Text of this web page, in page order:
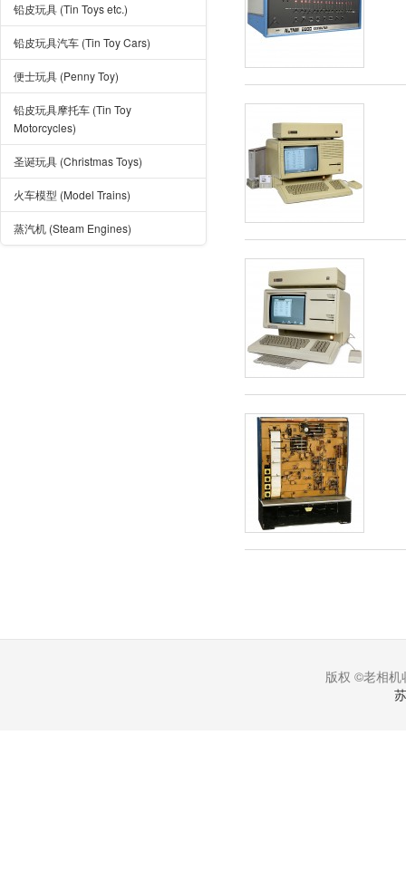
铅皮玩具 (Tin Toys etc.)
铅皮玩具汽车 (Tin Toy Cars)
便士玩具 (Penny Toy)
铅皮玩具摩托车 (Tin Toy
Motorcycles)
圣诞玩具 (Christmas Toys)
火车模型 (Model Trains)
蒸汽机 (Steam Engines)
版权 ©老相